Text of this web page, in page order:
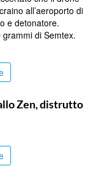
all’aeroporto di
e detonatore.
di Semtex.
Zen, distrutto